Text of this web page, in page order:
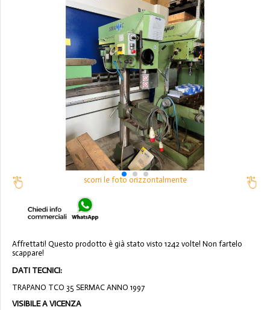
scorri le foto orizzontalmente
Affrettati! Questo prodotto è già stato visto 1242 volte! Non fartelo
scappare!
DATI TECNICI:
TRAPANO TCO 35 SERMAC ANNO 1997
VISIBILE A VICENZA